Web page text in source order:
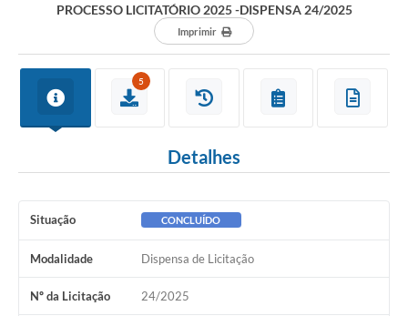
PROCESSO LICITATÓRIO 2025 -DISPENSA 24/2025
Imprimir
5
Detalhes
Situação CONCLUÍDO
Modalidade Dispensa de Licitação
Nº da Licitação 24/2025